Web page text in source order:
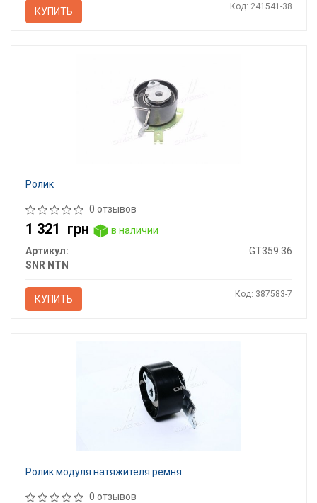
КУПИТЬ Код: 241541-38
Ролик
0 отзывов
1 321 грн
в наличии
Артикул:
GT359.36
SNR NTN
КУПИТЬ Код: 387583-7
Ролик модуля натяжителя ремня
0 отзывов